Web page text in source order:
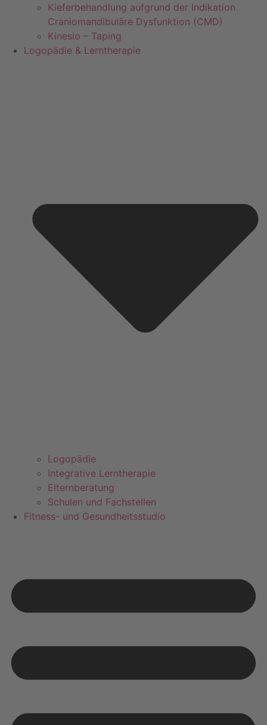
Kieferbehandlung aufgrund der Indikation
Craniomandibuläre Dysfunktion (CMD)
Kinesio – Taping
Logopädie & Lerntherapie
Logopädie
Integrative Lerntherapie
Elternberatung
Schulen und Fachstellen
Fitness- und Gesundheitsstudio